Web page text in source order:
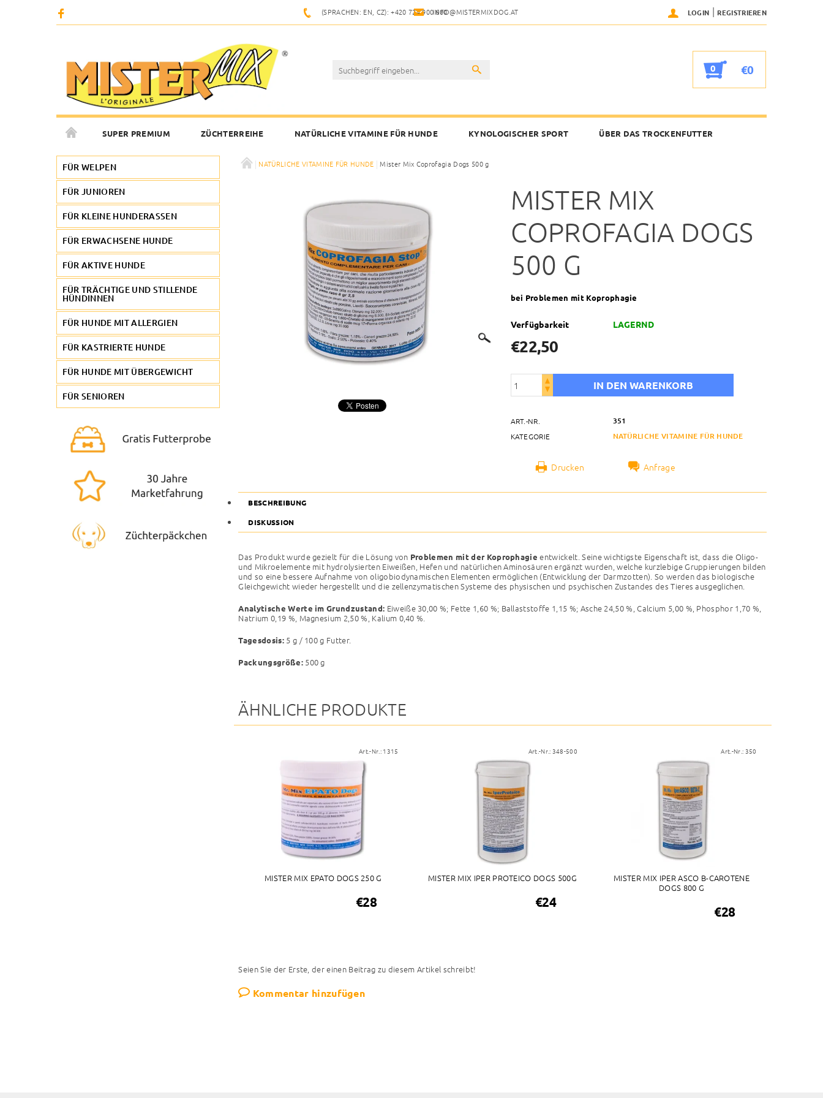
(SPRACHEN: EN, CZ): +420 724 900 600INFO@MISTERMIXDOG.AT LOGIN | REGISTRIEREN
0 €0
SUPER PREMIUM ZÜCHTERREIHE NATÜRLICHE VITAMINE FÜR HUNDE KYNOLOGISCHER SPORT ÜBER DAS TROCKENFUTTER
FOTOGALERIE
FÜR WELPEN
FÜR JUNIOREN
FÜR KLEINE HUNDERASSEN
FÜR ERWACHSENE HUNDE
FÜR AKTIVE HUNDE
FÜR TRÄCHTIGE UND STILLENDE
HÜNDINNEN
FÜR HUNDE MIT ALLERGIEN
FÜR KASTRIERTE HUNDE
FÜR HUNDE MIT ÜBERGEWICHT
FÜR SENIOREN
NATÜRLICHE VITAMINE FÜR HUNDE Mister Mix Coprofagia Dogs 500 g
MISTER MIX
COPROFAGIA DOGS
500 G
bei Problemen mit Koprophagie
Verfügbarkeit LAGERND
€22,50
ART.-NR. 351
KATEGORIE NATÜRLICHE VITAMINE FÜR HUNDE
Drucken Anfrage
BESCHREIBUNG
DISKUSSION
Das Produkt wurde gezielt für die Lösung von Problemen mit der Koprophagie entwickelt. Seine wichtigste Eigenschaft ist, dass die Oligo-
und Mikroelemente mit hydrolysierten Eiweißen, Hefen und natürlichen Aminosäuren ergänzt wurden, welche kurzlebige Gruppierungen bilden
und so eine bessere Aufnahme von oligobiodynamischen Elementen ermöglichen (Entwicklung der Darmzotten). So werden das biologische
Gleichgewicht wieder hergestellt und die zellenzymatischen Systeme des physischen und psychischen Zustandes des Tieres ausgeglichen.
Analytische Werte im Grundzustand: Eiweiße 30,00 %; Fette 1,60 %; Ballaststoffe 1,15 %; Asche 24,50 %, Calcium 5,00 %, Phosphor 1,70 %,
Natrium 0,19 %, Magnesium 2,50 %, Kalium 0,40 %.
Tagesdosis: 5 g / 100 g Futter.
Packungsgröße:500 g
ÄHNLICHE PRODUKTE
Art.-Nr.: 1315
MISTER MIX EPATO DOGS 250 G
€28
Art.-Nr.: 348-500
MISTER MIX IPER PROTEICO DOGS 500G
€24
Art.-Nr.: 350
MISTER MIX IPER ASCO B-CAROTENE
DOGS 800 G
€28
Seien Sie der Erste, der einen Beitrag zu diesem Artikel schreibt!
Kommentar hinzufügen